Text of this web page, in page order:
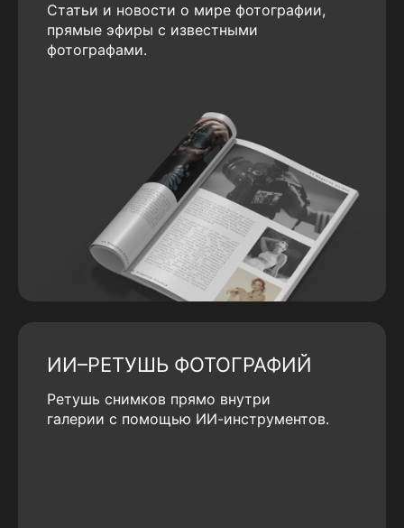
Статьи и новости о мире фотографии,
прямые эфиры с известными
фотографами.
ИИ–РЕТУШЬ ФОТОГРАФИЙ
Ретушь снимков прямо внутри
галерии с помощью ИИ-инструментов.